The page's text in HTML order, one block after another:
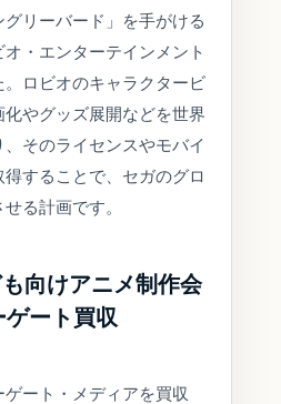
リーバード」を手がける
・エンターテインメント
。ロビオのキャラクタービ
やグッズ展開などを世界
そのライセンスやモバイ
することで、セガのグロ
る計画です。
向けアニメ制作会
ート買収
ート・メディアを買収